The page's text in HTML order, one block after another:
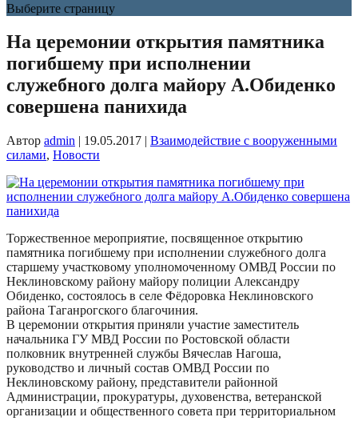
Выберите страницу
На церемонии открытия памятника
погибшему при исполнении
служебного долга майору А.Обиденко
совершена панихида
Автор admin | 19.05.2017 | Взаимодействие с вооруженными
силами, Новости
Торжественное мероприятие, посвященное открытию
памятника погибшему при исполнении служебного долга
старшему участковому уполномоченному ОМВД России по
Неклиновскому району майору полиции Александру
Обиденко, состоялось в селе Фёдоровка Неклиновского
района Таганрогского благочиния.
В церемонии открытия приняли участие заместитель
начальника ГУ МВД России по Ростовской области
полковник внутренней службы Вячеслав Нагоша,
руководство и личный состав ОМВД России по
Неклиновскому району, представители районной
Администрации, прокуратуры, духовенства, ветеранской
организации и общественного совета при территориальном